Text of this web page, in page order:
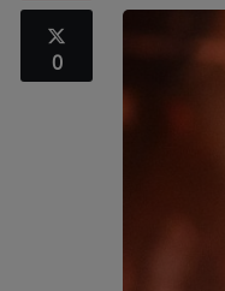
GRILLE DES PROGRAMMES
C'ÉTAIT QUOI CE TITRE ?
0